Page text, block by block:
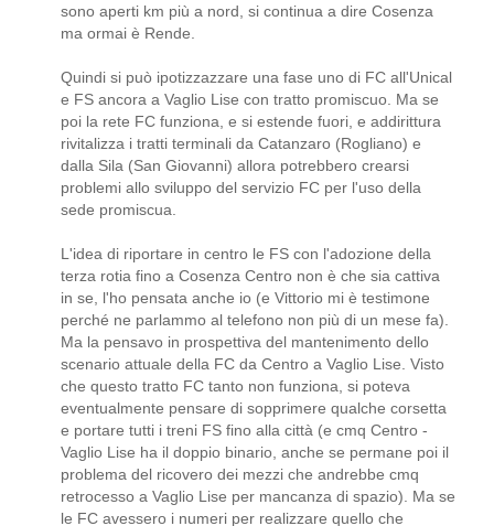
sono aperti km più a nord, si continua a dire Cosenza
ma ormai è Rende.
Quindi si può ipotizzazzare una fase uno di FC all'Unical
e FS ancora a Vaglio Lise con tratto promiscuo. Ma se
poi la rete FC funziona, e si estende fuori, e addirittura
rivitalizza i tratti terminali da Catanzaro (Rogliano) e
dalla Sila (San Giovanni) allora potrebbero crearsi
problemi allo sviluppo del servizio FC per l'uso della
sede promiscua.
L'idea di riportare in centro le FS con l'adozione della
terza rotia fino a Cosenza Centro non è che sia cattiva
in se, l'ho pensata anche io (e Vittorio mi è testimone
perché ne parlammo al telefono non più di un mese fa).
Ma la pensavo in prospettiva del mantenimento dello
scenario attuale della FC da Centro a Vaglio Lise. Visto
che questo tratto FC tanto non funziona, si poteva
eventualmente pensare di sopprimere qualche corsetta
e portare tutti i treni FS fino alla città (e cmq Centro -
Vaglio Lise ha il doppio binario, anche se permane poi il
problema del ricovero dei mezzi che andrebbe cmq
retrocesso a Vaglio Lise per mancanza di spazio). Ma se
le FC avessero i numeri per realizzare quello che